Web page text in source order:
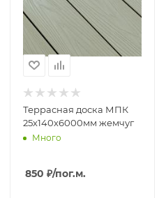
Террасная доска МПК
25х140х6000мм жемчуг
Много
850 ₽/пог.м.